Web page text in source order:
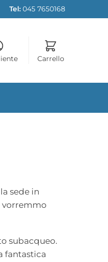
Tel: 045 7650168
Carrello
sede in
vorremmo
subacqueo.
fantastica